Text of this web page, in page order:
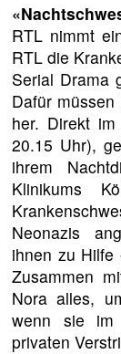
RTL nimmt
RTL die
Serial Drama
Dafür
her. Direkt
20.15 Uhr),
ihrem
Klinikums
Neonazis
ihnen zu Hilfe
Zusammen
Nora alles,
wenn sie im
privaten